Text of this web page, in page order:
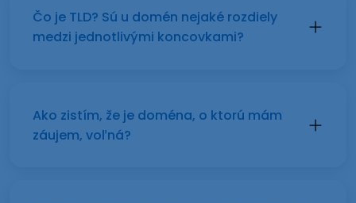
Čo je TLD? Sú u domén nejaké rozdiely
medzi jednotlivými koncovkami?
Ako zistím, že je doména, o ktorú mám
záujem, voľná?